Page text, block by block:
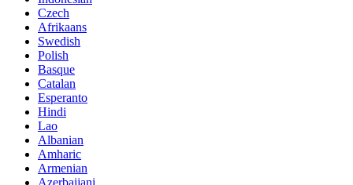
Czech
Afrikaans
Swedish
Polish
Basque
Catalan
Esperanto
Hindi
Lao
Albanian
Amharic
Armenian
Azerbaijani